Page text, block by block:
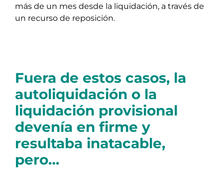
más de un mes desde la liquidación, a través de
un recurso de reposición.
Fuera de estos casos, la
autoliquidación o la
liquidación provisional
devenía en firme y
resultaba inatacable,
pero…